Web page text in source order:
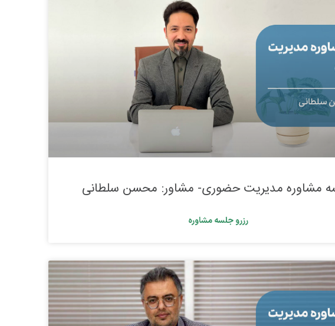
مشاوره مدیریت حضوری- مشاور: محسن سلطانی
رزرو جلسه مشاوره